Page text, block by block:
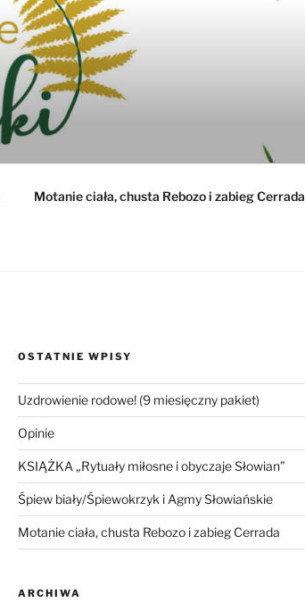
Motanie ciała, chusta Rebozo i zabieg Cerrada
OSTATNIE WPISY
Uzdrowienie rodowe! (9 miesięczny pakiet)
Opinie
KSIĄŻKA „Rytuały miłosne i obyczaje Słowian”
Śpiew biały/Śpiewokrzyk i Agmy Słowiańskie
Motanie ciała, chusta Rebozo i zabieg Cerrada
ARCHIWA